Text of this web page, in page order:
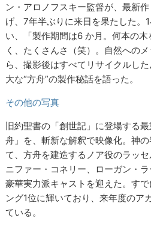
ン・アロノフスキー監督が、最新
げ、7年半ぶりに来日を果たした。
い、「製作期間は6 か月。何本の
く、たくさんさ（笑）。自然への
ら、撮影後はすべてリサイクルし
大な“方舟”の製作秘話を語った。
その他の写真
旧約聖書の「創世記」に登場する
舟」を、斬新な解釈で映像化。神
て、方舟を建造するノア役のラッ
ニファー・コネリー、ローガン・
豪華実力派キャストを迎えた。す
ング1位に輝いており、来年度のア
ている。